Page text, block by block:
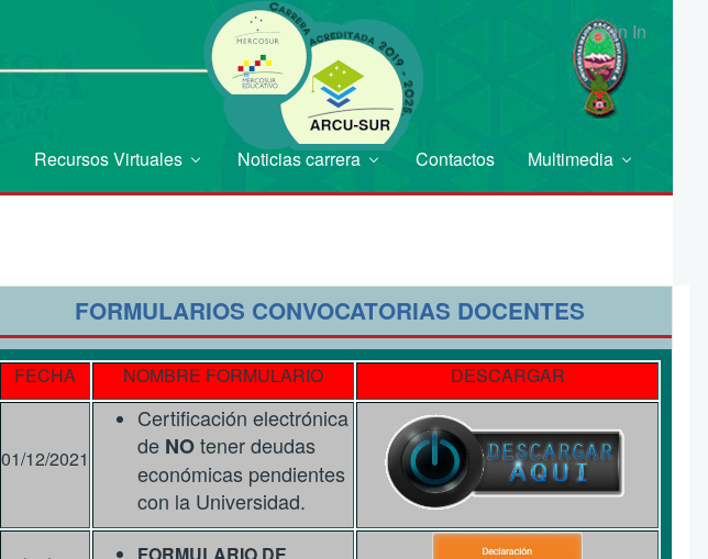
Sign In
Recursos Virtuales Noticias carrera Contactos Multimedia
FORMULARIOS CONVOCATORIAS DOCENTES
FECHA NOMBRE FORMULARIO DESCARGAR
01/12/2021
Certificación electrónica
de NOtener deudas
económicas pendientes
con la Universidad.